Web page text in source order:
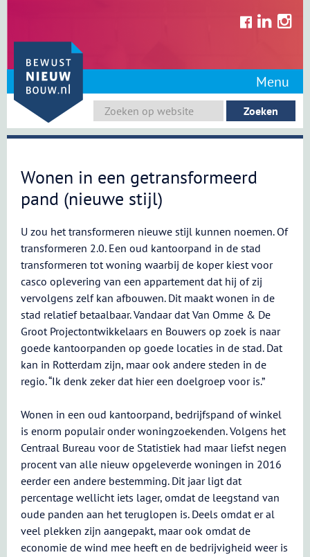
content
Menu
Wonen in een getransformeerd
pand (nieuwe stijl)
U zou het transformeren nieuwe stijl kunnen noemen. Of
transformeren 2.0. Een oud kantoorpand in de stad
transformeren tot woning waarbij de koper kiest voor
casco oplevering van een appartement dat hij of zij
vervolgens zelf kan afbouwen. Dit maakt wonen in de
stad relatief betaalbaar. Vandaar dat Van Omme & De
Groot Projectontwikkelaars en Bouwers op zoek is naar
goede kantoorpanden op goede locaties in de stad. Dat
kan in Rotterdam zijn, maar ook andere steden in de
regio. “Ik denk zeker dat hier een doelgroep voor is.”
Wonen in een oud kantoorpand, bedrijfspand of winkel
is enorm populair onder woningzoekenden. Volgens het
Centraal Bureau voor de Statistiek had maar liefst negen
procent van alle nieuw opgeleverde woningen in 2016
eerder een andere bestemming. Dit jaar ligt dat
percentage wellicht iets lager, omdat de leegstand van
oude panden aan het teruglopen is. Deels omdat er al
veel plekken zijn aangepakt, maar ook omdat de
economie de wind mee heeft en de bedrijvigheid weer is